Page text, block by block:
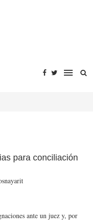
para conciliación
ante un juez y, por